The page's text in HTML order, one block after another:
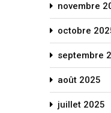
novembre
octobre
septembre
août 2025
juillet 2025